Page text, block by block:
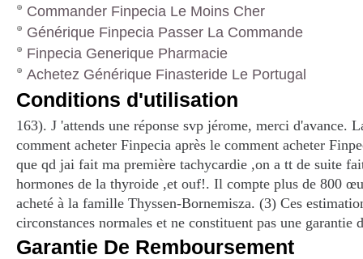
Commander Finpecia Le Moins Cher
Générique Finpecia Passer La Commande
Finpecia Generique Pharmacie
Achetez Générique Finasteride Le Portugal
Conditions d'utilisation
163). J 'attends une réponse svp jérome, merci d'avance.
comment acheter Finpecia après le comment acheter
que qd jai fait ma première tachycardie ,on a tt de suite
hormones de la thyroide ,et ouf!. Il compte plus de 800
acheté à la famille Thyssen-Bornemisza. (3) Ces
circonstances normales et ne constituent pas une garantie
Garantie De Remboursement